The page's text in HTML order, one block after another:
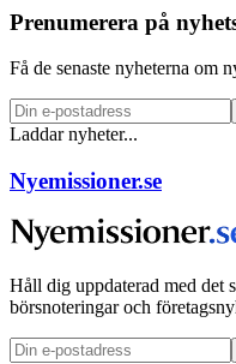
Prenumerera på
Få de senaste nyheterna om
Laddar nyheter...
Nyemissioner.se
Håll dig uppdaterad med det
börsnoteringar och